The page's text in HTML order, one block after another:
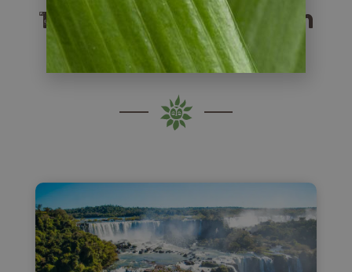
Tipps & Infos zu Ihrem
Reiseziel